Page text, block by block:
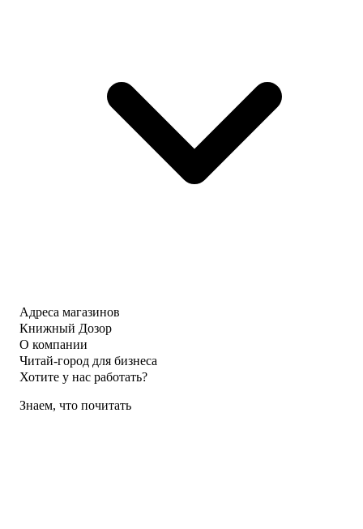
Адреса магазинов
Книжный Дозор
О компании
Читай-город для бизнеса
Хотите у нас работать?
Знаем, что почитать